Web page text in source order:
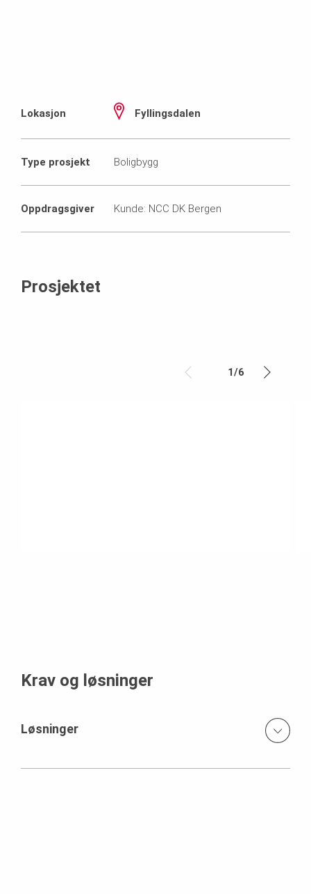
Lokasjon Fyllingsdalen
Type prosjekt Boligbygg
Oppdragsgiver Kunde: NCC DK Bergen
Prosjektet
1/6
Krav og løsninger
Løsninger